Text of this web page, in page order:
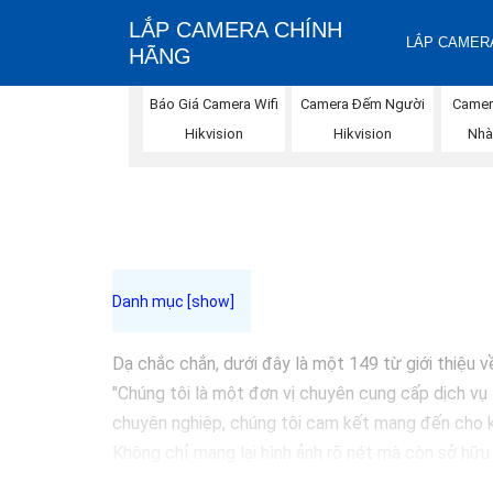
LẮP CAMERA CHÍNH
HÃNG
LẮP
Báo Giá Camera Wifi
Hikvision
Camera Đếm Người
Hikvision
Dạ chắc chắn, dưới đây là một 149 từ giới thiệu
"Chúng tôi là một đơn vị chuyên cung cấp dịch
chuyên nghiệp, chúng tôi cam kết mang đến cho